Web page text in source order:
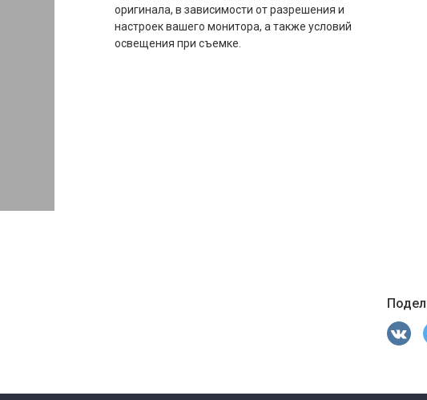
оригинала, в зависимости от разрешения и
настроек вашего монитора, а также условий
освещения при съемке.